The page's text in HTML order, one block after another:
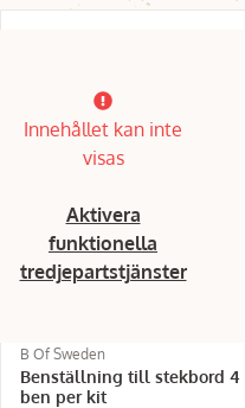
Innehållet kan inte
visas
Aktivera
funktionella
tredjepartstjänster
B Of Sweden
Benställning till stekbord 4
ben per kit